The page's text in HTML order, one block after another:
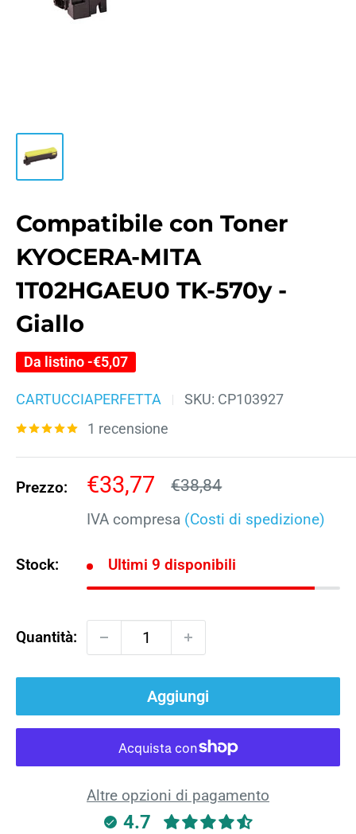
Compatibile con Toner
KYOCERA-MITA
1T02HGAEU0 TK-570y -
Giallo
Da listino -€5,07
CARTUCCIAPERFETTA SKU: CP103927
1 recensione
Prezzo:
Prezzo
scontato
€33,77 Prezzo
€38,84
IVA compresa (Costi di spedizione)
Stock: Ultimi 9 disponibili
Quantità:
Aggiungi
Altre opzioni di pagamento
4.7